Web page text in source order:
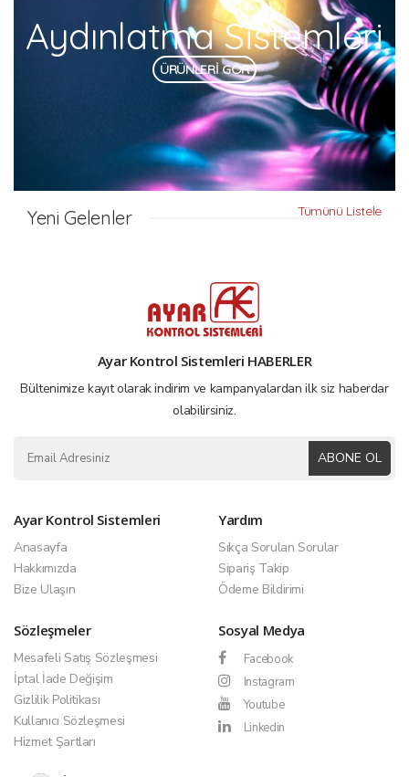
Aydınlatma Sistemleri
ÜRÜNLERİ GÖR
Yeni Gelenler Tümünü Listele
Ayar Kontrol Sistemleri HABERLER
Bültenimize kayıt olarak indirim ve kampanyalardan ilk siz haberdar
olabilirsiniz.
ABONE OL
Ayar Kontrol Sistemleri
Anasayfa
Hakkımızda
Bize Ulaşın
Yardım
Sıkça Sorulan Sorular
Sipariş Takip
Ödeme Bildirimi
Sözleşmeler
Mesafeli Satış Sözleşmesi
İptal İade Değişim
Gizlilik Politikası
Kullanıcı Sözleşmesi
Hizmet Şartları
Sosyal Medya
Facebook
Instagram
Youtube
Linkedin